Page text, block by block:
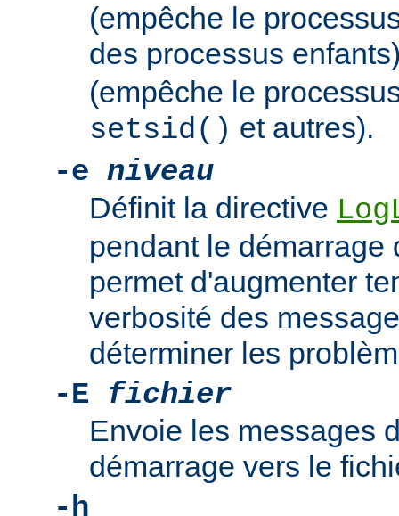
(empêche le
des processus
(empêche le
setsid() et autres).
-e niveau
Définit la directive
pendant le démarrage
permet d'augmenter
verbosité des
déterminer les
-E fichier
Envoie les messages
démarrage vers le
-h